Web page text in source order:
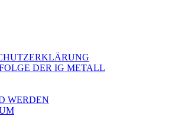
DER IG METALL
WERDEN